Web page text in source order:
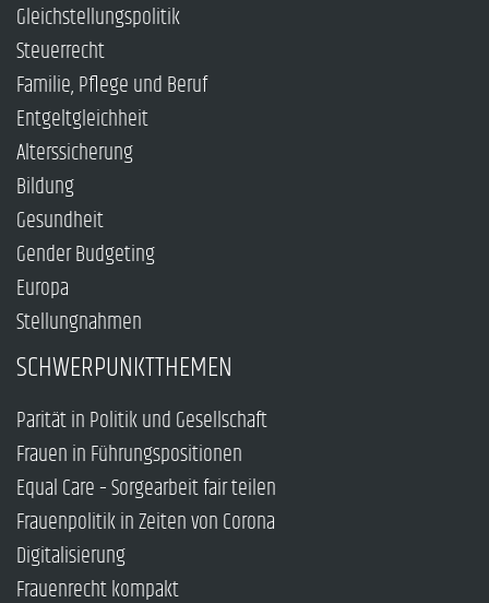
Gleichstellungspolitik
Steuerrecht
Familie, Pflege und Beruf
Entgeltgleichheit
Alterssicherung
Bildung
Gesundheit
Gender Budgeting
Europa
Stellungnahmen
SCHWERPUNKTTHEMEN
Parität in Politik und Gesellschaft
Frauen in Führungspositionen
Equal Care – Sorgearbeit fair teilen
Frauenpolitik in Zeiten von Corona
Digitalisierung
Frauenrecht kompakt